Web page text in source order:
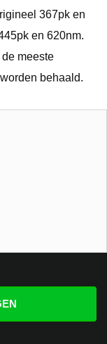
367pk en
en 620nm.
meeste
behaald.